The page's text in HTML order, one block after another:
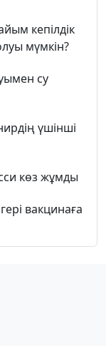
кепілдік
мүмкін?
су
үшінші
көз жұмды
вакцинаға